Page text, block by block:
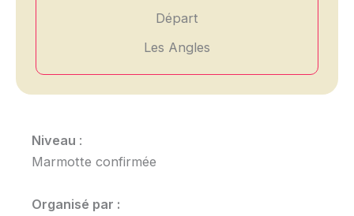
Départ
Les Angles
Niveau :
Marmotte confirmée
Organisé par :